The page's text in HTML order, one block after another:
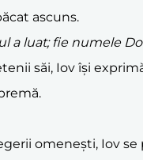
ascuns.
a luat; fie numele
săi, Iov își
omenești, Iov se